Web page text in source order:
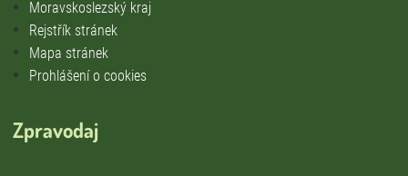
Moravskoslezský kraj
Rejstřík stránek
Mapa stránek
Prohlášení o cookies
Zpravodaj